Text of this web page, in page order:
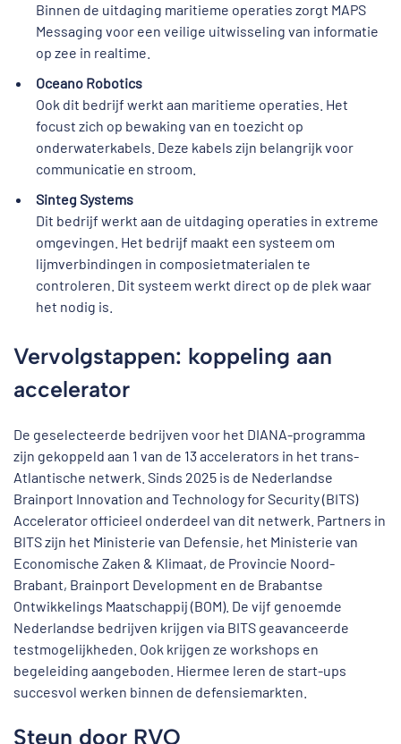
Binnen de uitdaging maritieme operaties zorgt MAPS
Messaging voor een veilige uitwisseling van informatie
op zee in realtime.
Oceano Robotics
Ook dit bedrijf werkt aan maritieme operaties. Het
focust zich op bewaking van en toezicht op
onderwaterkabels. Deze kabels zijn belangrijk voor
communicatie en stroom.
Sinteg Systems
Dit bedrijf werkt aan de uitdaging operaties in extreme
omgevingen. Het bedrijf maakt een systeem om
lijmverbindingen in composietmaterialen te
controleren. Dit systeem werkt direct op de plek waar
het nodig is.
Vervolgstappen: koppeling aan
accelerator
De geselecteerde bedrijven voor het DIANA-programma
zijn gekoppeld aan 1 van de 13 accelerators in het trans-
Atlantische netwerk. Sinds 2025 is de Nederlandse
Brainport Innovation and Technology for Security (BITS)
Accelerator officieel onderdeel van dit netwerk. Partners in
BITS zijn het Ministerie van Defensie, het Ministerie van
Economische Zaken & Klimaat, de Provincie Noord-
Brabant, Brainport Development en de Brabantse
Ontwikkelings Maatschappij (BOM). De vijf genoemde
Nederlandse bedrijven krijgen via BITS geavanceerde
testmogelijkheden. Ook krijgen ze workshops en
begeleiding aangeboden. Hiermee leren de start-ups
succesvol werken binnen de defensiemarkten.
Steun door RVO